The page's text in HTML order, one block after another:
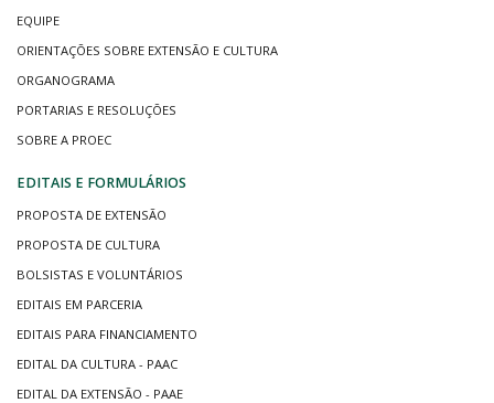
EQUIPE
ORIENTAÇÕES SOBRE EXTENSÃO E CULTURA
ORGANOGRAMA
PORTARIAS E RESOLUÇÕES
SOBRE A PROEC
EDITAIS E FORMULÁRIOS
PROPOSTA DE EXTENSÃO
PROPOSTA DE CULTURA
BOLSISTAS E VOLUNTÁRIOS
EDITAIS EM PARCERIA
EDITAIS PARA FINANCIAMENTO
EDITAL DA CULTURA - PAAC
EDITAL DA EXTENSÃO - PAAE